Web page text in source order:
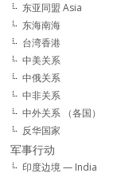
东亚同盟 Asia
东海南海
台湾香港
中美关系
中俄关系
中非关系
中外关系 （各国）
反华国家
军事行动
印度边境 — India